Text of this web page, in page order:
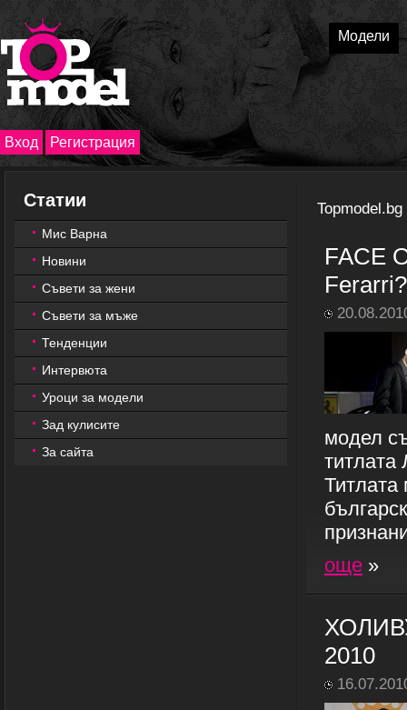
Модели
Вход Регистрация
Статии
Мис Варна
Новини
Съвети за жени
Съвети за мъже
Тенденции
Интервюта
Уроци за модели
Зад кулисите
За сайта
Topmodel.bg
FACE
Ferarri?
модел
титлата
още »
2010